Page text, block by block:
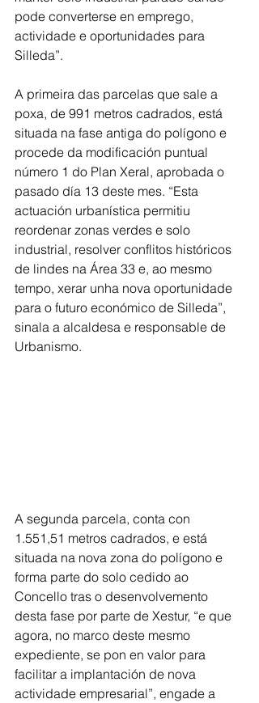
pode converterse en emprego,
actividade e oportunidades para
Silleda”.
A primeira das parcelas que sale a
poxa, de 991 metros cadrados, está
situada na fase antiga do polígono e
procede da modificación puntual
número 1 do Plan Xeral, aprobada o
pasado día 13 deste mes. “Esta
actuación urbanística permitiu
reordenar zonas verdes e solo
industrial, resolver conflitos históricos
de lindes na Área 33 e, ao mesmo
tempo, xerar unha nova oportunidade
para o futuro económico de Silleda”,
sinala a alcaldesa e responsable de
Urbanismo.
A segunda parcela, conta con
1.551,51 metros cadrados, e está
situada na nova zona do polígono e
forma parte do solo cedido ao
Concello tras o desenvolvemento
desta fase por parte de Xestur, “e que
agora, no marco deste mesmo
expediente, se pon en valor para
facilitar a implantación de nova
actividade empresarial”, engade a